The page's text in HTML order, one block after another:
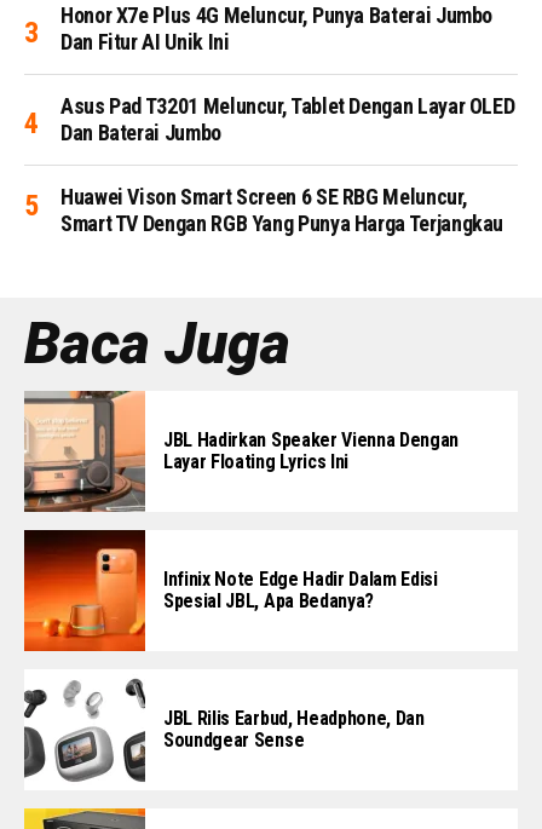
Honor X7e Plus 4G Meluncur, Punya Baterai Jumbo
Dan Fitur AI Unik Ini
Asus Pad T3201 Meluncur, Tablet Dengan Layar OLED
Dan Baterai Jumbo
Huawei Vison Smart Screen 6 SE RBG Meluncur,
Smart TV Dengan RGB Yang Punya Harga Terjangkau
Baca Juga
JBL Hadirkan Speaker Vienna Dengan
Layar Floating Lyrics Ini
Infinix Note Edge Hadir Dalam Edisi
Spesial JBL, Apa Bedanya?
JBL Rilis Earbud, Headphone, Dan
Soundgear Sense